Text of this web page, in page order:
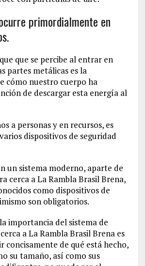
primordialmente en
que se percibe al entrar en
partes metálicas es la
cómo nuestro cuerpo ha
de descargar esta energía al
a personas y en recursos, es
dispositivos de seguridad
un sistema moderno, aparte de
cerca a La Rambla Brasil Brena,
como dispositivos de
son obligatorios.
importancia del sistema de
a La Rambla Brasil Brena es
concisamente de qué está hecho,
su tamaño, así como sus